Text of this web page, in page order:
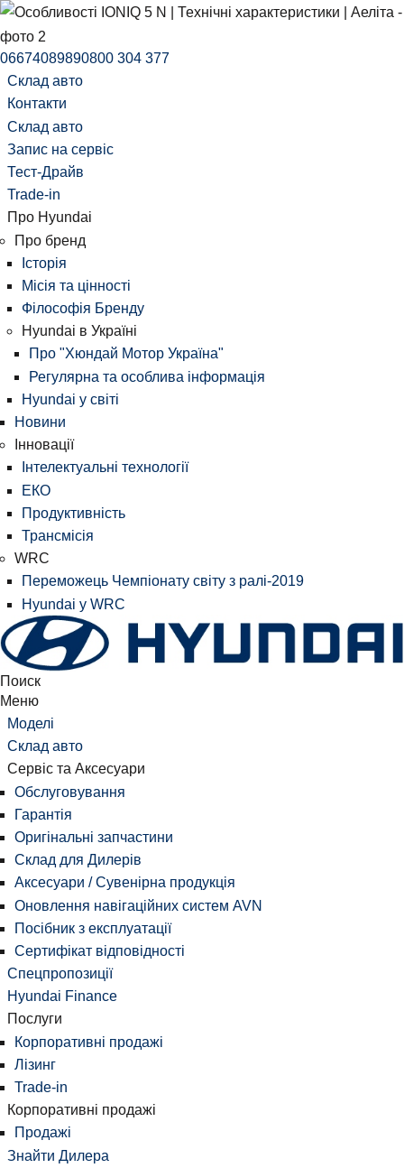
06674089890800 304 377
Склад авто
Контакти
Склад авто
Запис на сервіс
Тест-Драйв
Trade-in
Про Hyundai
Про бренд
Історія
Місія та цінності
Філософія Бренду
Hyundai в Україні
Про "Хюндай Мотор Україна"
Регулярна та особлива інформація
Hyundai у світі
Новини
Інновації
Інтелектуальні технології
ЕКО
Продуктивність
Трансмісія
WRC
Переможець Чемпіонату світу з ралі-2019
Hyundai у WRC
Поиск
Меню
Моделі
Склад авто
Сервіс та Аксесуари
Обслуговування
Гарантія
Оригінальні запчастини
Склад для Дилерів
Аксесуари / Сувенірна продукція
Оновлення навігаційних систем AVN
Посібник з експлуатації
Сертифікат відповідності
Спецпропозиції
Hyundai Finance
Послуги
Корпоративні продажі
Лізинг
Trade-in
Корпоративні продажі
Продажі
Знайти Дилера